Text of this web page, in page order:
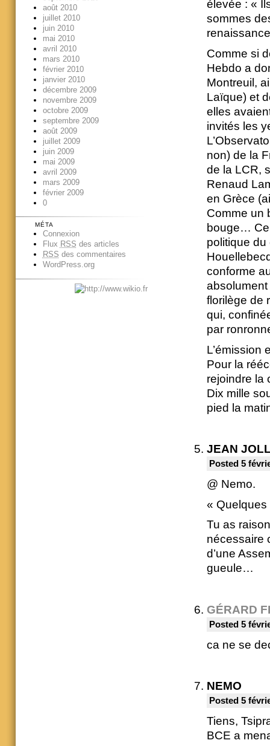
élevée : «
sommes
Comme si
Hebdo a
Montreuil,
Laïque) et
elles
invités les
non) de la
de la LCR,
Renaud
en Grèce
Comme un
bouge…
politique du
conforme
absolument
florilège de
qui,
par
L’émission
Pour la
rejoindre la
Dix mille
pied la
JEAN
Posted 5
@ Nemo.
«
Tu as
nécessaire
d’une
gueule…
GÉRARD
Posted 5
ca ne se
NEMO
Posted 5
Tiens,
BCE a
août 2010
juillet 2010
juin 2010
mai 2010
avril 2010
mars 2010
février 2010
janvier 2010
décembre 2009
novembre 2009
octobre 2009
septembre 2009
août 2009
juillet 2009
juin 2009
mai 2009
avril 2009
mars 2009
février 2009
0
MÉTA
Connexion
Flux RSS des articles
RSS des commentaires
WordPress.org